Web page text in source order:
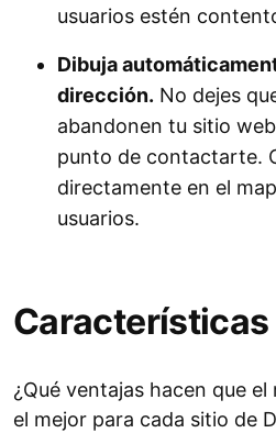
usuarios estén
Dibuja
dirección. No dejes
abandonen tu sitio
punto de contactarte.
directamente en el
usuarios.
Características
¿Qué ventajas hacen que
el mejor para cada sitio de